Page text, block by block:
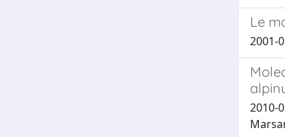
Le
2001-
2010-